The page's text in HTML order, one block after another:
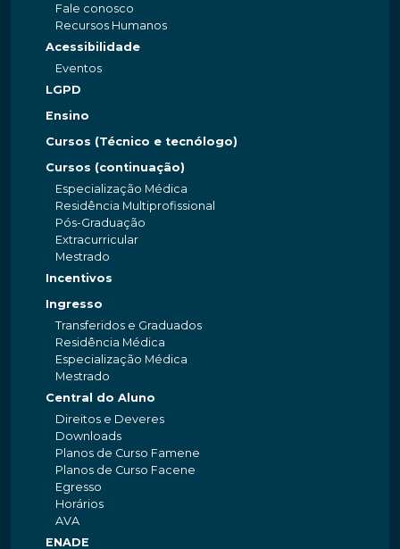
Fale conosco
Recursos Humanos
Acessibilidade
Eventos
LGPD
Ensino
Cursos (Técnico e tecnólogo)
Cursos (continuação)
Especialização Médica
Residência Multiprofissional
Pós-Graduação
Extracurricular
Mestrado
Incentivos
Ingresso
Transferidos e Graduados
Residência Médica
Especialização Médica
Mestrado
Central do Aluno
Direitos e Deveres
Downloads
Planos de Curso Famene
Planos de Curso Facene
Egresso
Horários
AVA
ENADE